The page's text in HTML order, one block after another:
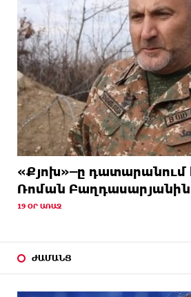
«Քյոխ»–ը դատարանում
Ռոման Բաղդասարյանին
19 ՕՐ ԱՌԱՋ
ԺԱՄԱՆՑ